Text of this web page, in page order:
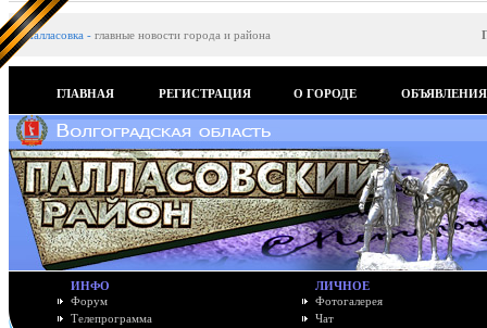
Палласовка - главные новости города и района
ГЛАВНАЯ РЕГИСТРАЦИЯ О ГОРОДЕ ОБЪЯВЛЕНИЯ
ИНФО
Форум
Телепрограмма
ЛИЧНОЕ
Фотогалерея
Чат